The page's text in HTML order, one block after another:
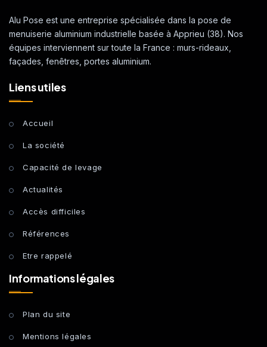
Alu Pose est une entreprise spécialisée dans la pose de
menuiserie aluminium industrielle basée à Apprieu (38). Nos
équipes interviennent sur toute la France : murs-rideaux,
façades, fenêtres, portes aluminium.
Liens utiles
Accueil
La société
Capacité de levage
Actualités
Accès difficiles
Références
Etre rappelé
Informations légales
Plan du site
Mentions légales